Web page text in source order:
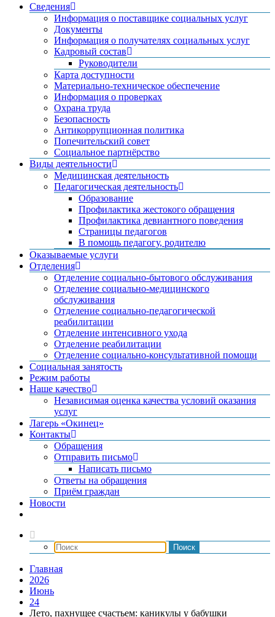
Сведения
Информация о поставщике социальных услуг
Документы
Информация о получателях социальных услуг
Кадровый состав
Руководители
Карта доступности
Материально-техническое обеспечение
Информация о проверках
Охрана труда
Безопасность
Антикоррупционная политика
Попечительский совет
Социальное партнёрство
Виды деятельности
Медицинская деятельность
Педагогическая деятельность
Образование
Профилактика жестокого обращения
Профилактика девиантного поведения
Страницы педагогов
В помощь педагогу, родителю
Оказываемые услуги
Отделения
Отделение социально-бытового обслуживания
Отделение социально-медицинского
обслуживания
Отделение социально-педагогической
реабилитации
Отделение интенсивного ухода
Отделение реабилитации
Отделение социально-консультативной помощи
Социальная занятость
Режим работы
Наше качество
Независимая оценка качества условий оказания
услуг
Лагерь «Окинец»
Контакты
Обращения
Отправить письмо
Написать письмо
Ответы на обращения
Приём граждан
Новости
Главная
2026
Июнь
24
Лето, пахнущее счастьем: каникулы у бабушки